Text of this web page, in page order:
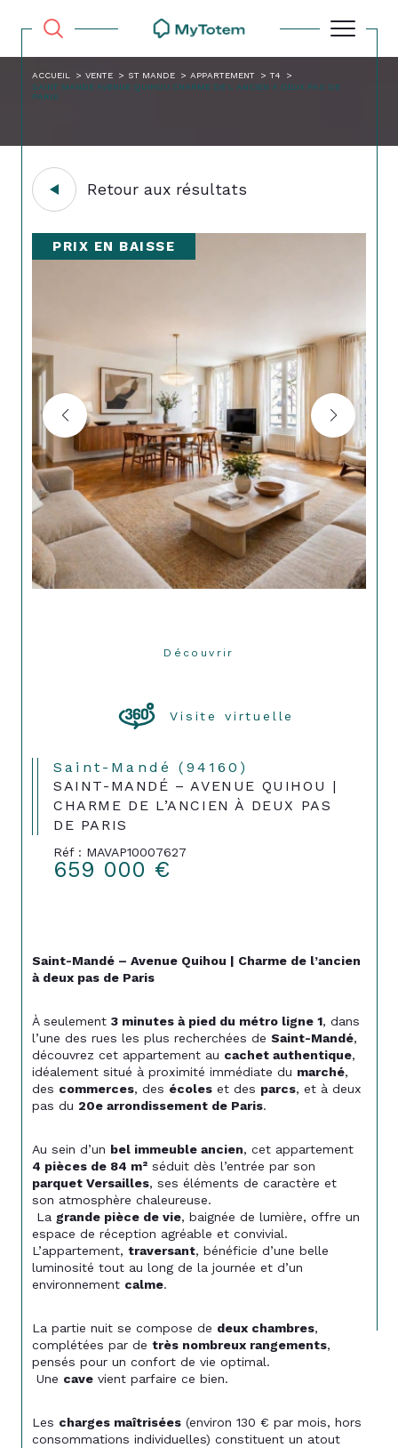
ACCUEIL VENTE ST MANDE APPARTEMENT
T4
SAINT MANDE AVENUE QUIHOU CHARME DE L ANCIEN A DEUX PAS DE
PARIS
Retour aux résultats
PRIX EN BAISSE
Découvrir
Visite virtuelle
Saint-Mandé (94160)
SAINT-MANDÉ – AVENUE QUIHOU |
CHARME DE L’ANCIEN À DEUX PAS
DE PARIS
Réf : MAVAP10007627
659 000 €
Saint-Mandé – Avenue Quihou | Charme de l’ancien
à deux pas de Paris
À seulement 3 minutes à pied du métro ligne 1, dans
l’une des rues les plus recherchées de Saint-Mandé,
découvrez cet appartement au cachet authentique,
idéalement situé à proximité immédiate du marché,
des commerces, des écoles et des parcs, et à deux
pas du 20e arrondissement de Paris.
Au sein d’un bel immeuble ancien, cet appartement
4 pièces de 84 m² séduit dès l’entrée par son
parquet Versailles, ses éléments de caractère et
son atmosphère chaleureuse.
La grande pièce de vie, baignée de lumière, offre un
espace de réception agréable et convivial.
L’appartement, traversant, bénéficie d’une belle
luminosité tout au long de la journée et d’un
environnement calme.
La partie nuit se compose de deux chambres,
complétées par de très nombreux rangements,
pensés pour un confort de vie optimal.
Une cave vient parfaire ce bien.
Les charges maîtrisées (environ 130 € par mois, hors
consommations individuelles) constituent un atout